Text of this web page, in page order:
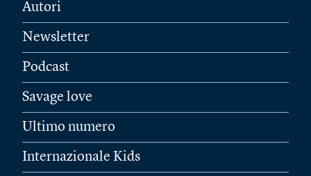
Autori
Newsletter
Podcast
Savage love
Ultimo numero
Internazionale Kids